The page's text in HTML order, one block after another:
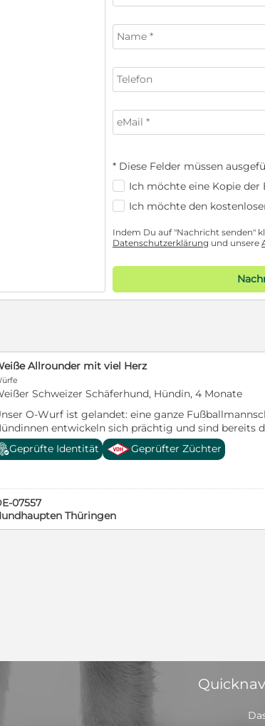
* Diese Felder müssen
Ich möchte eine Kopie der
Ich möchte den
Indem Du auf "Nachricht senden"
Datenschutzerklärung und unsere
Allrounder mit viel Herz
Schweizer Schäferhund, Hündin, 4 Monate
O-Wurf ist gelandet: eine ganze
entwickeln sich prächtig und sind bereits
Eltern sind erfolgreiche Showstars und tolle
diesen kleinen Rackern auch sehr
Geprüfte Identität Geprüfter Züchter
07557
Thüringen